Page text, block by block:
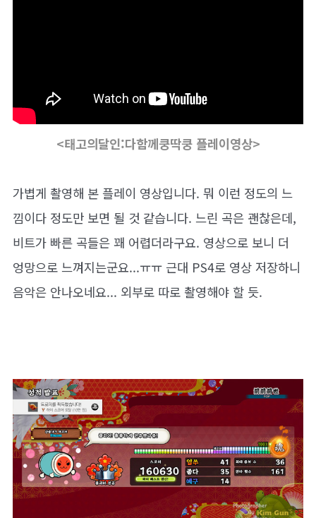
<태고의달인:다함께쿵딱쿵 플레이영상>
가볍게 촬영해 본 플레이 영상입니다. 뭐 이런 정도의 느
낌이다 정도만 보면 될 것 같습니다. 느린 곡은 괜찮은데,
비트가 빠른 곡들은 꽤 어렵더라구요. 영상으로 보니 더
엉망으로 느껴지는군요...ㅠㅠ 근대 PS4로 영상 저장하니
음악은 안나오네요... 외부로 따로 촬영해야 할 듯.